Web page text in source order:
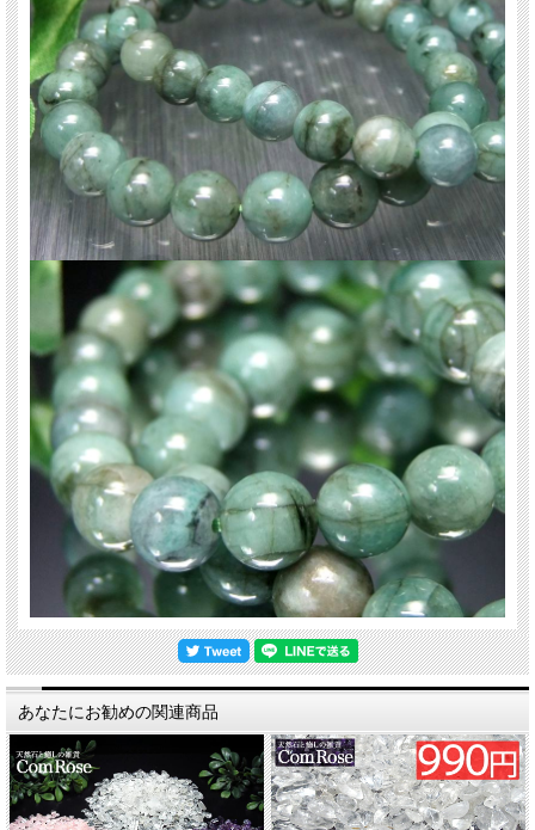
天然石 パワーストーン 海外直輸入 バイヤー厳選 プレゼント ギフト メンズ レデ
ィース 卸し 卸価格 実店舗 ハンドメイド サイズ直し コムローズ comrose
あなたにお勧めの関連商品